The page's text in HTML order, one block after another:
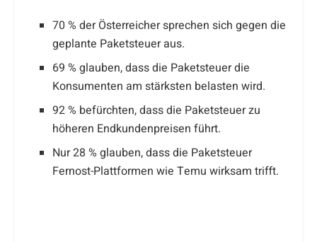
70 % der Österreicher sprechen sich gegen die
geplante Paketsteuer aus.
69 % glauben, dass die Paketsteuer die
Konsumenten am stärksten belasten wird.
92 % befürchten, dass die Paketsteuer zu
höheren Endkundenpreisen führt.
Nur 28 % glauben, dass die Paketsteuer
Fernost-Plattformen wie Temu wirksam trifft.